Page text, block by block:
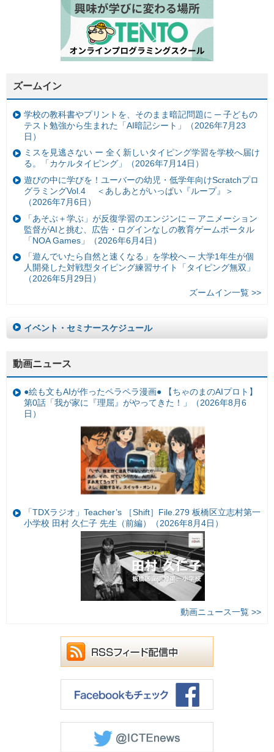
ズームイン
学校の教科書やプリントを、そのまま暗記問題に ─ 子どもの
テスト勉強から生まれた「AI暗記シート」（2026年7月23
日）
ミスを見逃さない ー 全く新しいタイピング学習を学校へ届け
る。「カケルタイピング」（2026年7月14日）
遊びの中に学びを！ユーバーの幼児・低学年向けScratchプロ
グラミングVol.4 ＜あしあとがいっぱい『ループ』＞
（2026年7月6日）
「あそぶ＋学ぶ」が反復学習のエンジンに ─ アニメーション
監督がAIと挑む、広告・ログインなしの教育ゲームポータル
「NOA Games」（2026年6月4日）
「遊んでいたら自然と速くなる」を学校へ ─ 大学1年生が個
人開発した対戦型タイピング練習サイト「タイピング無双」
（2026年5月29日）
ズームイン一覧 >>
イベント・セミナースケジュール
動画ニュース
●絵も文もAIが作ったペラペラ漫画● 【ちゃのまのAIプロト】
第0話「我が家に『理屈』がやってきた！」（2026年8月6
日）
「TDXラジオ」Teacher’s ［Shift］File.279 板橋区立志村第一
小学校 田村 久仁子 先生（前編）（2026年8月4日）
動画ニュース一覧 >>